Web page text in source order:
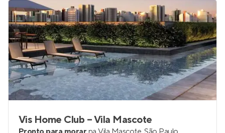
Vis Home Club – Vila Mascote